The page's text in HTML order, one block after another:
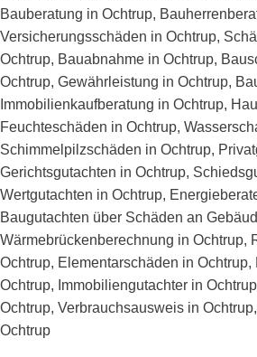
Bauberatung in Ochtrup,
Versicherungsschäden in Ochtrup,
Ochtrup, Bauabnahme in Ochtrup,
Ochtrup, Gewährleistung in Ochtrup,
Immobilienkaufberatung in Ochtrup,
Feuchteschäden in Ochtrup,
Schimmelpilzschäden in Ochtrup,
Gerichtsgutachten in Ochtrup,
Wertgutachten in Ochtrup,
Baugutachten über Schäden an
Wärmebrückenberechnung in Ochtrup,
Ochtrup, Elementarschäden in
Ochtrup, Immobiliengutachter in
Ochtrup, Verbrauchsausweis in
Ochtrup